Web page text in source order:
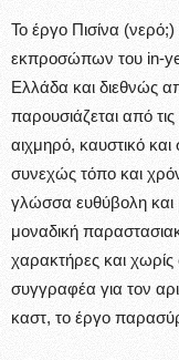
Το έργο Πισίνα
εκπροσώπων του in-
Ελλάδα και διεθνώς
παρουσιάζεται από
αιχμηρό, καυστικό
συνεχώς τόπο και
γλώσσα ευθύβολη και
μοναδική
χαρακτήρες και χωρίς
συγγραφέα για τον
καστ, το έργο